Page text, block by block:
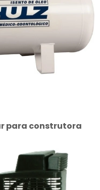
para construtora